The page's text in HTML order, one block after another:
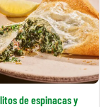
de espinacas y